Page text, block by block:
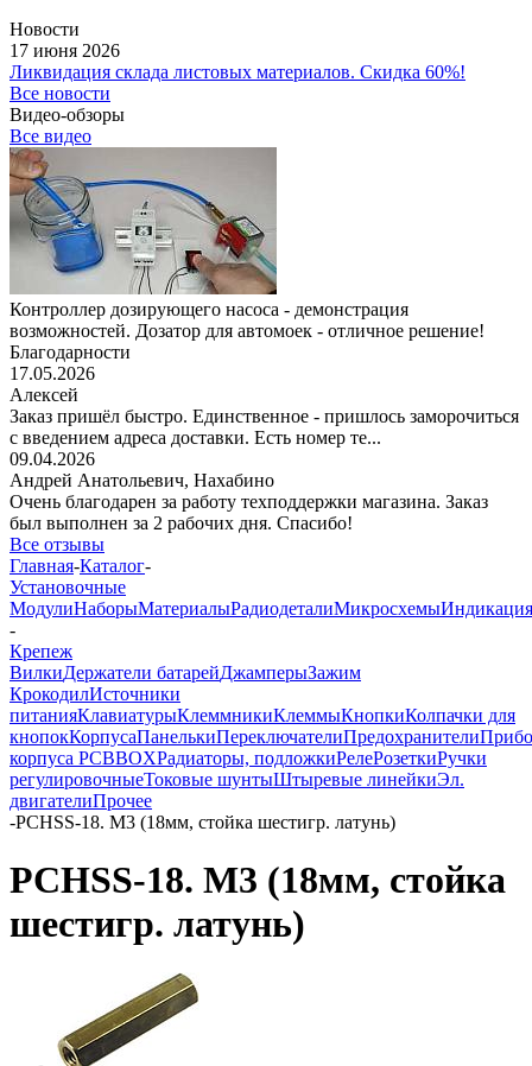
Новости
17 июня 2026
Ликвидация склада листовых материалов. Скидка 60%!
Все новости
Видео-обзоры
Все видео
Контроллер дозирующего насоса - демонстрация
возможностей. Дозатор для автомоек - отличное решение!
Благодарности
17.05.2026
Алексей
Заказ пришёл быстро. Единственное - пришлось заморочиться
с введением адреса доставки. Есть номер те...
09.04.2026
Андрей Анатольевич, Нахабино
Очень благодарен за работу техподдержки магазина. Заказ
был выполнен за 2 рабочих дня. Спасибо!
Все отзывы
Главная-Каталог-
Установочные
МодулиНаборыМатериалыРадиодеталиМикросхемыИндикация
-
Крепеж
ВилкиДержатели батарейДжамперыЗажим
КрокодилИсточники
питанияКлавиатурыКлеммникиКлеммыКнопкиКолпачки для
кнопокКорпусаПанелькиПереключателиПредохранители
корпуса PCBBOXРадиаторы, подложкиРелеРозеткиРучки
регулировочныеТоковые шунтыШтыревые линейкиЭл.
двигателиПрочее
-PCHSS-18. M3 (18мм, стойка шестигр. латунь)
PCHSS-18. M3 (18мм, стойка
шестигр. латунь)